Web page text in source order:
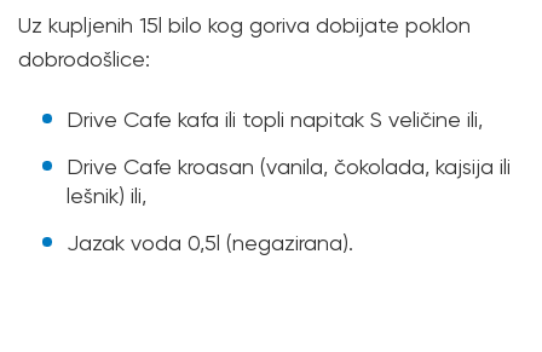
Uz kupljenih 15l bilo kog goriva dobijate poklon
dobrodošlice:
Drive Cafe kafa ili topli napitak S veličine ili,
Drive Cafe kroasan (vanila, čokolada, kajsija ili
lešnik) ili,
Jazak voda 0,5l (negazirana).